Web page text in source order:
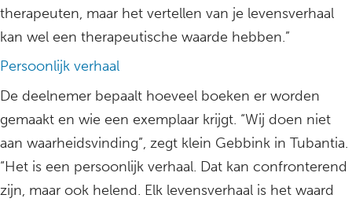
therapeuten, maar het vertellen van je levensverhaal
kan wel een therapeutische waarde hebben.”
Persoonlijk verhaal
De deelnemer bepaalt hoeveel boeken er worden
gemaakt en wie een exemplaar krijgt. “Wij doen niet
aan waarheidsvinding”, zegt klein Gebbink in Tubantia.
“Het is een persoonlijk verhaal. Dat kan confronterend
zijn, maar ook helend. Elk levensverhaal is het waard